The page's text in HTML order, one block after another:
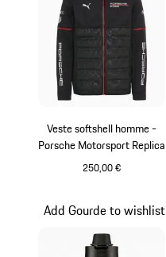
Veste softshell homme -
Porsche Motorsport Replica
250,00 €
Add Gourde to wishlist